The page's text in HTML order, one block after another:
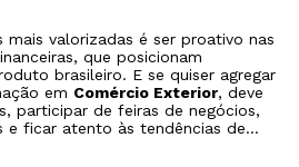
mais valorizadas é ser proativo nas
que posicionam
brasileiro. E se quiser agregar
em Comércio Exterior, deve
participar de feiras de negócios,
e ficar atento às tendências de